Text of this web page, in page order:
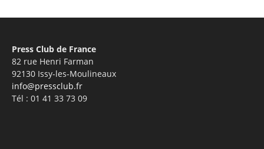
Press Club de France
82 rue Henri Farman
92130 Issy-les-Moulineaux
info@pressclub.fr
Tél : 01 41 33 73 09